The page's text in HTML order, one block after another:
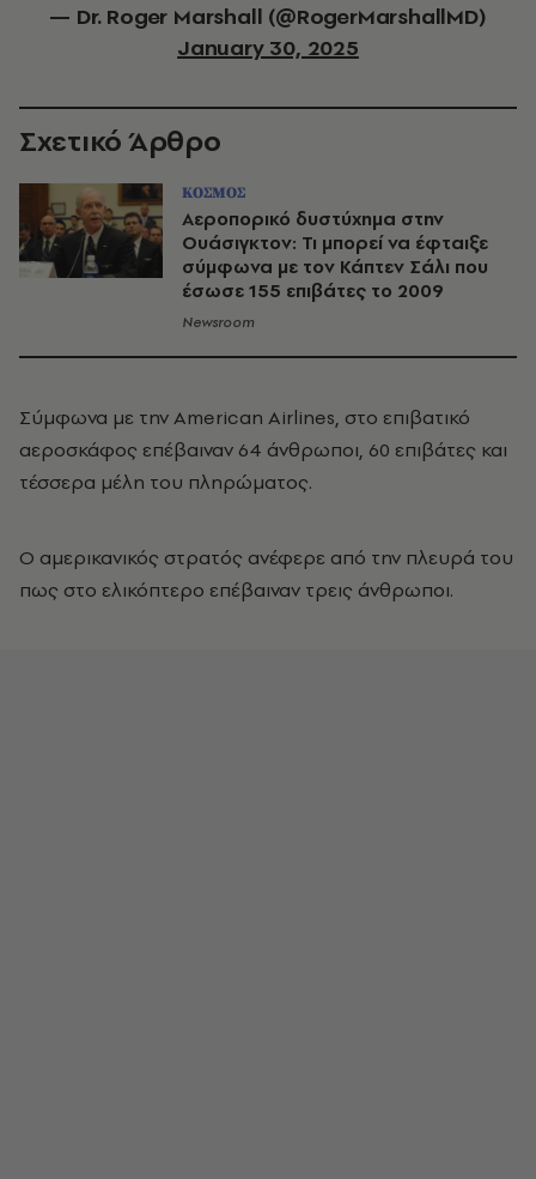
— Dr. Roger Marshall (@RogerMarshallMD)
January 30, 2025
Σχετικό Άρθρο
ΚΟΣΜΟΣ
Αεροπορικό δυστύχημα στην
Ουάσιγκτον: Τι μπορεί να έφταιξε
σύμφωνα με τον Κάπτεν Σάλι που
έσωσε 155 επιβάτες το 2009
Newsroom
Σύμφωνα με την American Airlines, στο επιβατικό
αεροσκάφος επέβαιναν 64 άνθρωποι, 60 επιβάτες και
τέσσερα μέλη του πληρώματος.
Ο αμερικανικός στρατός ανέφερε από την πλευρά του
πως στο ελικόπτερο επέβαιναν τρεις άνθρωποι.